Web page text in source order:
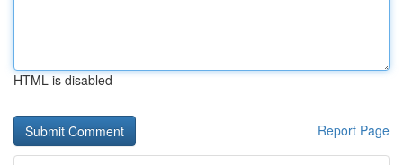
HTML is disabled
Report Page